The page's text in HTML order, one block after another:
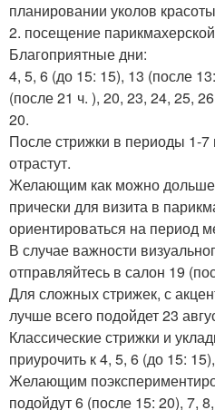
планировании уколов
2. посещение
Благоприятные дни:
4, 5, 6 (до 15: 15), 13 (после
(после 21 ч. ), 20, 23, 24, 25,
20.
После стрижки в периоды 1-
отрастут.
Желающим как можно
прически для визита в
ориентироваться на период
В случае важности
отправляйтесь в салон 19
Для сложных стрижек, с
лучше всего подойдет 23
Классические стрижки и
приурочить к 4, 5, 6 (до 15:
Желающим
подойдут 6 (после 15: 20), 7,